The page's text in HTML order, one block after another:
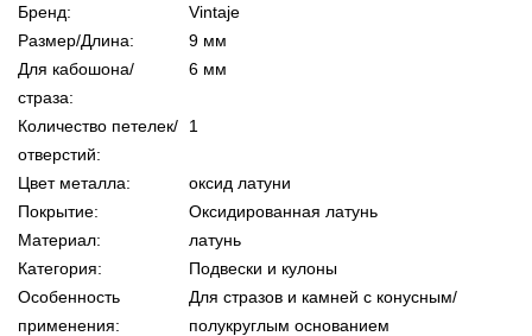
Бренд:
Vintaje
Размер/Длина:
9 мм
Для кабошона/
страза:
6 мм
Количество петелек/
отверстий:
1
Цвет металла:
оксид латуни
Покрытие:
Оксидированная латунь
Материал:
латунь
Категория:
Подвески и кулоны
Особенность
применения:
Для стразов и камней с конусным/
полукруглым основанием